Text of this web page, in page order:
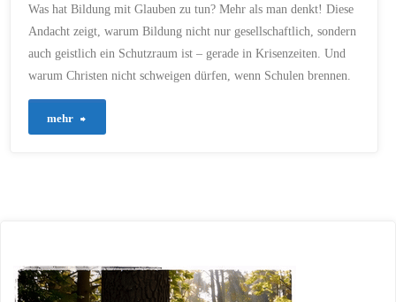
PAULUS UND BILDUNG/
/SCHUTZ DER
BILDUNG
9. SEPTEMBER 2025
Was hat Bildung mit Glauben zu tun? Mehr als man denkt! Diese
Andacht zeigt, warum Bildung nicht nur gesellschaftlich, sondern
auch geistlich ein Schutzraum ist – gerade in Krisenzeiten. Und
warum Christen nicht schweigen dürfen, wenn Schulen brennen.
mehr
Seele"